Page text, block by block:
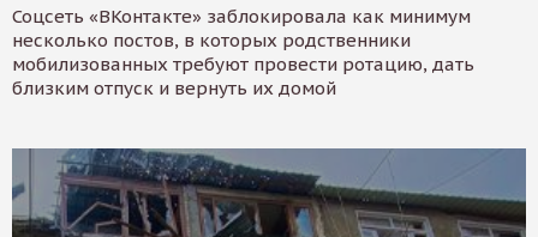
Соцсеть «ВКонтакте» заблокировала как минимум
несколько постов, в которых родственники
мобилизованных требуют провести ротацию, дать
близким отпуск и вернуть их домой